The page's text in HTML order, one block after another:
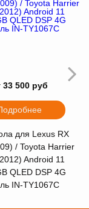
33 500 руб
для Lexus RX
/ Toyota Harrier
Android 11
QLED DSP 4G
IN-TY1067C